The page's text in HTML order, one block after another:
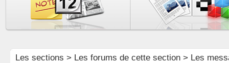
Les sections > Les forums de cette section> Les